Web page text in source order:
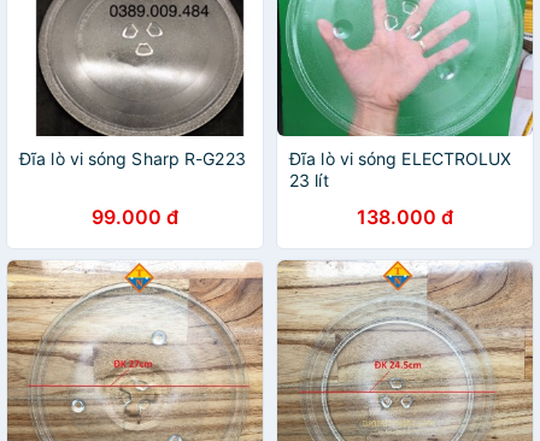
Đĩa lò vi sóng Sharp R-G223
99.000 đ
Đĩa lò vi sóng ELECTROLUX
23 lít
138.000 đ